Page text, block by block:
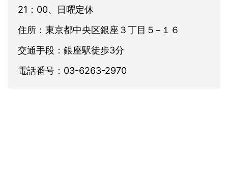
21：00、日曜定休
住所：東京都中央区銀座３丁目５−１６
交通手段：銀座駅徒歩3分
電話番号：03-6263-2970